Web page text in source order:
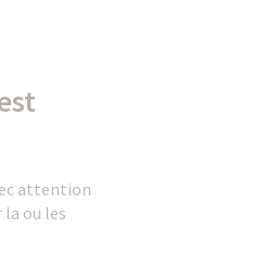
attention
ou les